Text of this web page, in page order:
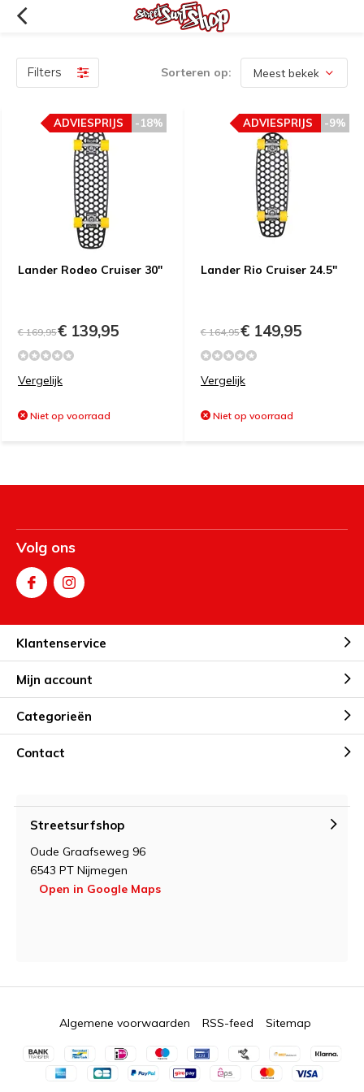
Filters Sorteren op:
Lander Rodeo Cruiser 30"
-18%
ADVIESPRIJS
€ 169,95€ 139,95
Vergelijk
Niet op voorraad
Lander Rio Cruiser 24.5"
-9%
ADVIESPRIJS
€ 164,95€ 149,95
Vergelijk
Niet op voorraad
Volg ons
Klantenservice
Mijn account
Categorieën
Contact
Streetsurfshop
Oude Graafseweg 96
6543 PT Nijmegen
Open in Google Maps
Algemene voorwaarden RSS-feed Sitemap